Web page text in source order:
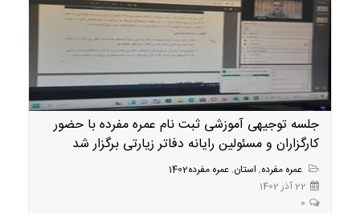
جلسه توجیهی آموزشی ثبت نام عمره مفرده با حضور
کارگزاران و مسئولین رایانه دفاتر زیارتی برگزار شد
عمره مفرده, استان,عمره مفرده1402
22 آذر 1402
0